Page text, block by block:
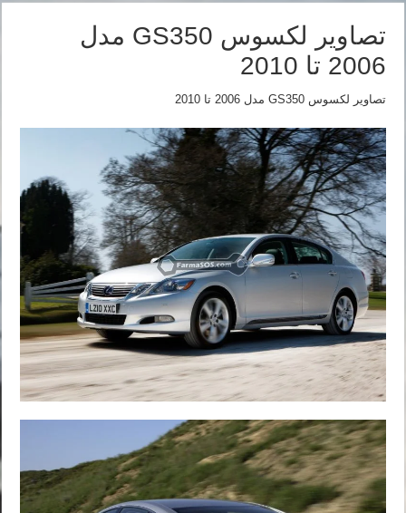
تصاویر لکسوس GS350 مدل
2006 تا 2010
تصاویر لکسوس GS350 مدل 2006 تا 2010